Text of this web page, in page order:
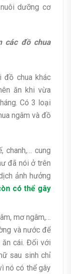
dưỡng cơ
các đồ chua
đồ chua khác
ăn khi vừa
Có 3 loại
ngâm và đồ
chanh,… cung
đã nói ở trên
ảnh hưởng
có thể gây
mơ ngâm,…
và nước để
ăn cái. Đối với
sau sinh chỉ
nó có thể gây